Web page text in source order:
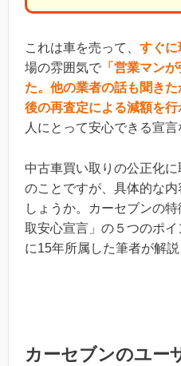
これは車を売って、 すぐに
場の雰囲気で 「営業マン
た。他の業者の話も聞きた
後の再査定による減額を行
人にとって安心できる宣言
中古車買い取りの公正化
のことですが、具体的な
しょうか。カーセブンの
取安心宣言」の５つのポ
に15年所属した筆者が解説
カーセブンのユー